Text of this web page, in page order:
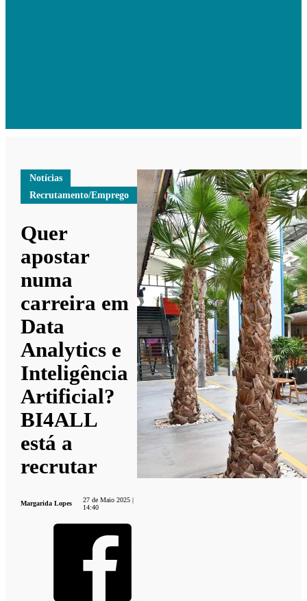
Notícias
Recrutamento/Emprego
Quer
apostar
numa
carreira em
Data
Analytics e
Inteligência
Artificial?
BI4ALL
está a
recrutar
Margarida Lopes
27 de Maio 2025 |
14:40